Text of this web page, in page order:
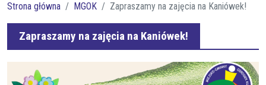
Strona główna MGOK Zapraszamy na zajęcia na Kaniówek!
Zapraszamy na zajęcia na Kaniówek!